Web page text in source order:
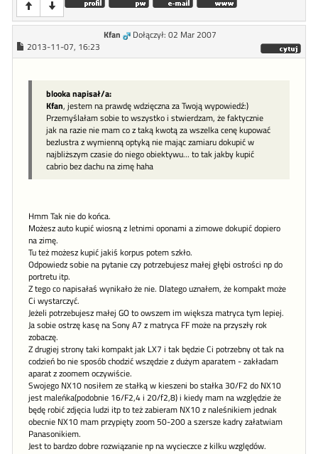
Kfan
Dołączył: 02 Mar 2007
2013-11-07, 16:23
blooka napisał/a:
Kfan, jestem na prawdę wdzięczna za Twoją wypowiedź:)
Przemyślałam sobie to wszystko i stwierdzam, że faktycznie
jak na razie nie mam co z taką kwotą za wszelka cenę kupować
bezlustra z wymienną optyką nie mając zamiaru dokupić w
najbliższym czasie do niego obiektywu... to tak jakby kupić
cabrio bez dachu na zimę haha
Hmm Tak nie do końca.
Możesz auto kupić wiosną z letnimi oponami a zimowe dokupić dopiero
na zimę.
Tu też możesz kupić jakiś korpus potem szkło.
Odpowiedz sobie na pytanie czy potrzebujesz małej głębi ostrości np do
portretu itp.
Z tego co napisałaś wynikało że nie. Dlatego uznałem, że kompakt może
Ci wystarczyć.
Jeżeli potrzebujesz małej GO to owszem im większa matryca tym lepiej.
Ja sobie ostrzę kasę na Sony A7 z matryca FF może na przyszły rok
zobaczę.
Z drugiej strony taki kompakt jak LX7 i tak będzie Ci potrzebny ot tak na
codzień bo nie sposób chodzić wszędzie z dużym aparatem - zakładam
aparat z zoomem oczywiście.
Swojego NX10 nosiłem ze stałką w kieszeni bo stałka 30/F2 do NX10
jest maleńka(podobnie 16/F2,4 i 20/f2,8) i kiedy mam na względzie że
będę robić zdjęcia ludzi itp to też zabieram NX10 z naleśnikiem jednak
obecnie NX10 mam przypięty zoom 50-200 a szersze kadry załatwiam
Panasonikiem.
Jest to bardzo dobre rozwiązanie np na wycieczce z kilku względów.